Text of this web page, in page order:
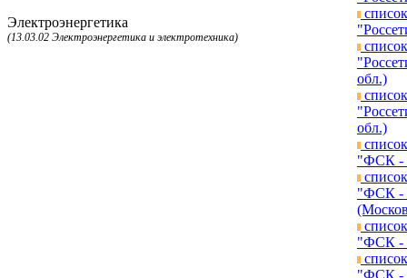
Электроэнергетика
(13.03.02 Электроэнергетика и электротехника)
обл.)
обл.)
"ФСК -
"ФСК -
"ФСК -
"ФСК -